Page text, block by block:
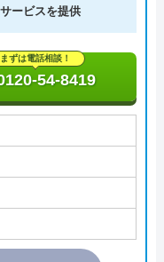
ービスを提供
まずは電話相談！
54-8419